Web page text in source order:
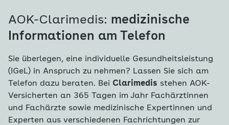
AOK-Clarimedis: medizinische
Informationen am Telefon
Sie überlegen, eine individuelle Gesundheitsleistung
(IGeL) in Anspruch zu nehmen? Lassen Sie sich am
Telefon dazu beraten. Bei Clarimedis stehen AOK-
Versicherten an 365 Tagen im Jahr Fachärztinnen
und Fachärzte sowie medizinische Expertinnen und
Experten aus verschiedenen Fachrichtungen zur